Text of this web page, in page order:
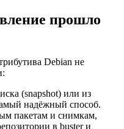
прошло
Debian не
(snapshot) или из
надёжный способ.
пакетам и снимкам,
в buster и